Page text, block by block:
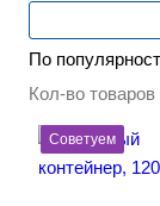
По
Кол-во
Советуем